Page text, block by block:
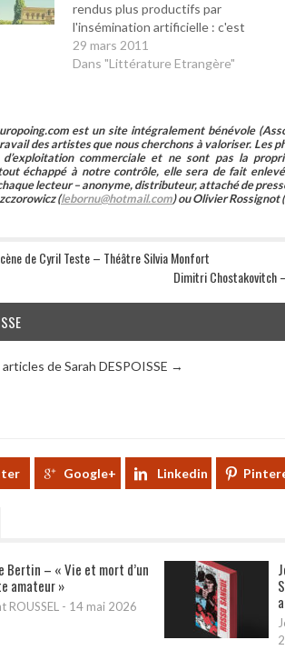
rendus plus productifs par
l'insémination artificielle : c'est
l'idée illuminée que souffle une
Hollandaise au jeune Manoj Mishra
29 mars 2011
Dans "Littérature Etrangère"
est un site intégralement bénévole
des artistes que nous cherchons à valoriser. Les
commerciale et ne sont pas la
échappé à notre contrôle, elle sera de fait
lecteur – anonyme, distributeur, attaché de
(lebornu@hotmail.com) ou Olivier Rossignot (
de Cyril Teste – Théâtre Silvia Monfort
Dimitri Chostakovitch
de Sarah DESPOISSE →
Google+ Linkedin
Bertin – « Vie et mort d’un
amateur »
ROUSSEL - 14 mai 2026